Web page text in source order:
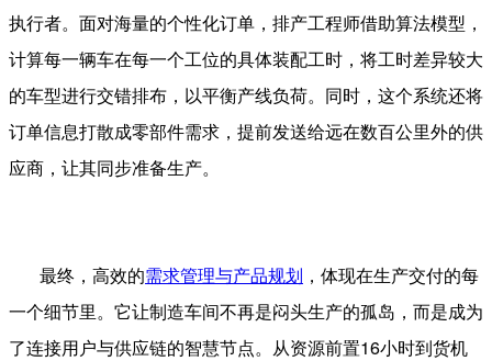
执行者。面对海量的个性化订单，排产工程师借助算法模型，
计算每一辆车在每一个工位的具体装配工时，将工时差异较大
的车型进行交错排布，以平衡产线负荷。同时，这个系统还将
订单信息打散成零部件需求，提前发送给远在数百公里外的供
应商，让其同步准备生产。
最终，高效的需求管理与产品规划 ，体现在生产交付的每
一个细节里。它让制造车间不再是闷头生产的孤岛，而是成为
了连接用户与供应链的智慧节点。从资源前置16小时到货机